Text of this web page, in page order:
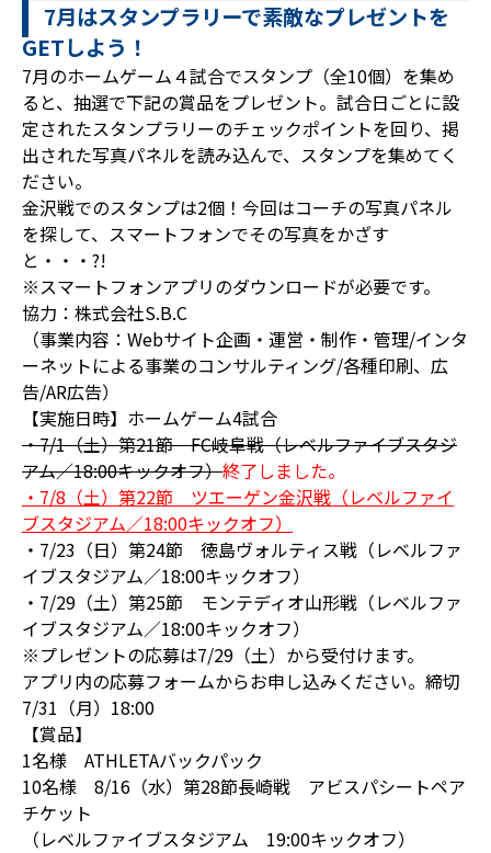
7月はスタンプラリーで素敵なプレゼントを
GETしよう！
7月のホームゲーム４試合でスタンプ（全10個）を集め
ると、抽選で下記の賞品をプレゼント。試合日ごとに設
定されたスタンプラリーのチェックポイントを回り、掲
出された写真パネルを読み込んで、スタンプを集めてく
ださい。
金沢戦でのスタンプは2個！今回はコーチの写真パネル
を探して、スマートフォンでその写真をかざす
と・・・?!
※スマートフォンアプリのダウンロードが必要です。
協力：株式会社S.B.C
（事業内容：Webサイト企画・運営・制作・管理/インタ
ーネットによる事業のコンサルティング/各種印刷、広
告/AR広告）
【実施日時】ホームゲーム4試合
・7/1（土）第21節 FC岐阜戦（レベルファイブスタジ
アム／18:00キックオフ）終了しました。
・7/8（土）第22節 ツエーゲン金沢戦（レベルファイ
ブスタジアム／18:00キックオフ）
・7/23（日）第24節 徳島ヴォルティス戦（レベルファ
イブスタジアム／18:00キックオフ）
・7/29（土）第25節 モンテディオ山形戦（レベルファ
イブスタジアム／18:00キックオフ）
※プレゼントの応募は7/29（土）から受付けます。
アプリ内の応募フォームからお申し込みください。締切
7/31（月）18:00
【賞品】
1名様 ATHLETAバックパック
10名様 8/16（水）第28節長崎戦 アビスパシートペア
チケット
（レベルファイブスタジアム 19:00キックオフ）